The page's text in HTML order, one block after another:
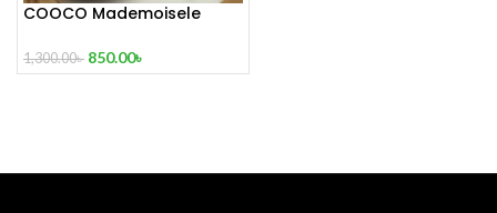
COOCO Mademoisele
1,300.00৳ 850.00৳